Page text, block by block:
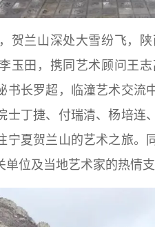
兰山深处大雪纷飞，陕
玉田，携同艺术顾问王
书长罗超，临潼艺术交
士丁捷、付瑞清、杨培
宁夏贺兰山的艺术之旅
位及当地艺术家的热情支